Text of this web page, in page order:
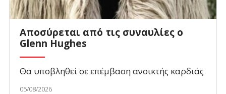
Αποσύρεται από τις συναυλίες ο
Glenn Hughes
Θα υποβληθεί σε επέμβαση ανοικτής καρδιάς
05/08/2026